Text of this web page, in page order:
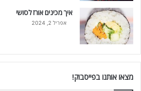
איך מכינים אורז לסושי
אפריל 2, 2024
מצאו אותנו בפייסבוק!